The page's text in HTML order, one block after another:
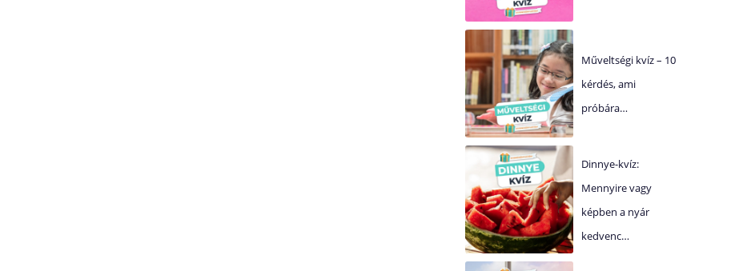
Műveltségi kvíz – 10
kérdés, ami
próbára…
Dinnye-kvíz:
Mennyire vagy
képben a nyár
kedvenc…